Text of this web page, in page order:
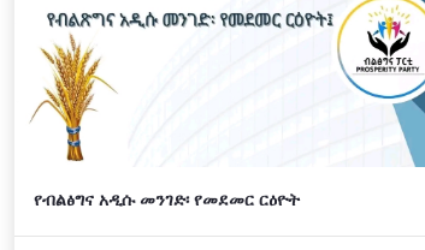
የብልፅግና አዲሱ መንገድ፡ የመደመር ርዕዮት